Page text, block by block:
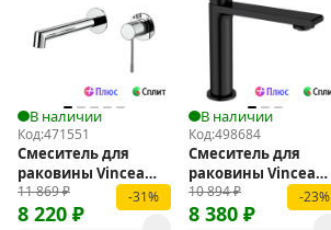
В наличии
Код:471551
Смеситель для
раковины Vincea
Desire VBFW-1D1CH
11 869₽
8 220 ₽
-31%
В наличии
Код:498684
Смеситель для
раковины Vincea
Vogue VBF-1V1MB
10 894₽
8 380 ₽
-23%